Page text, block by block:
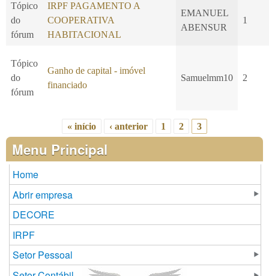
Tópico
do
fórum
IRPF PAGAMENTO A
COOPERATIVA
HABITACIONAL
EMANUEL
ABENSUR
1
Tópico
do
fórum
Ganho de capital - imóvel
financiado
Samuelmm10 2
Páginas
« início ‹ anterior 1 2 3
Menu Principal
Home
Abrir empresa
DECORE
IRPF
Setor Pessoal